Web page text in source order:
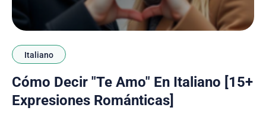
Italiano
Cómo Decir "Te Amo" En Italiano [15+
Expresiones Románticas]